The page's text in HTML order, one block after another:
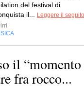
del festival di
il...
Leggere il seguito
il “momento
fra rocco...